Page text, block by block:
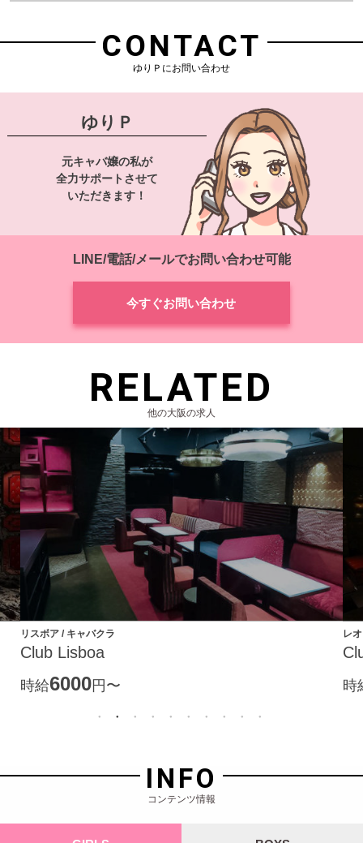
CONTACT
ゆりＰにお問い合わせ
ゆりＰ
元キャバ嬢の私が
全力サポートさせて
いただきます！
LINE/電話/メールでお問い合わせ可能
今すぐお問い合わせ
RELATED
他の大阪の求人
レオ / キャバクラ
Club Leo
時給7000円〜
ト
時
INFO
コンテンツ情報